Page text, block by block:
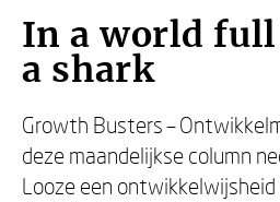
In a world
a shark
Growth Busters –
deze maandelijkse column
Looze een ontwikkelwijsheid